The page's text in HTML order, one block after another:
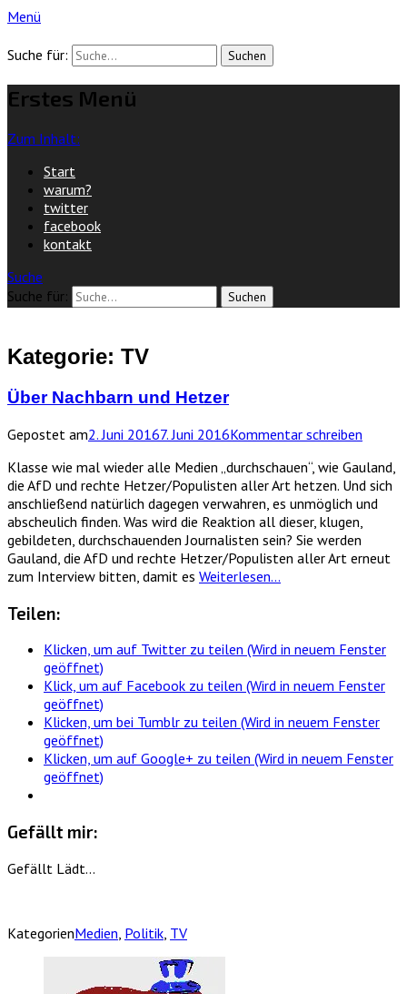
Menü
ole blögt
Suche für:
Erstes Menü
Zum Inhalt:
Start
warum?
twitter
facebook
kontakt
Suche
Suche für:
Kategorie: TV
Über Nachbarn und Hetzer
Gepostet am2. Juni 20167. Juni 2016Kommentar schreiben
Klasse wie mal wieder alle Medien „durchschauen“, wie Gauland,
die AfD und rechte Hetzer/Populisten aller Art hetzen. Und sich
anschließend natürlich dagegen verwahren, es unmöglich und
abscheulich finden. Was wird die Reaktion all dieser, klugen,
gebildeten, durchschauenden Journalisten sein? Sie werden
Gauland, die AfD und rechte Hetzer/Populisten aller Art erneut
zum Interview bitten, damit es Weiterlesen…
Teilen:
Klicken, um auf Twitter zu teilen (Wird in neuem Fenster
geöffnet)
Klick, um auf Facebook zu teilen (Wird in neuem Fenster
geöffnet)
Klicken, um bei Tumblr zu teilen (Wird in neuem Fenster
geöffnet)
Klicken, um auf Google+ zu teilen (Wird in neuem Fenster
geöffnet)
Gefällt mir:
Gefällt Lädt…
KategorienMedien Politik TV